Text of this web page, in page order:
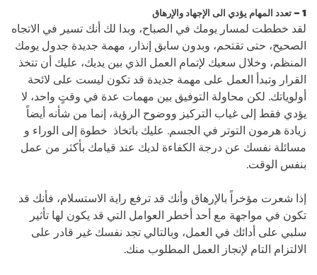
1 – تعدد المهام يؤدي الى الإجهاد والإرهاق
لقد خططت لمسار يومك في الصباح، وبدا لك أنك تسير في الاتجاه
الصحيح، حتى تقتحم، وبدون سابق إنذار، مهمة جديدة جدول يومك
المنظم، وخلال سعيك لإتمام العمل الذي بين يديك، عليك أن تتخذ
القرار وتبدأ العمل على مهمة جديدة قد تكون ليست على لائحة
أولوياتك. لكن محاولة التوفيق بين مهمات عدة في وقتٍ واحد، لا
يؤدي فقط إلى غياب التركيز ووضوح الرؤية، إنما من شأنه أيضاً
زيادة هرمون التوتر في الجسم. عليك باتخاذ خطوة إلى الوراء و
مسائلة نفسك عن درجة الكفاءة لديك عند قيامك بأكثر من عمل
بنفس الوقت.
إذا شعرت مؤخراً بالإرهاق وأنك قد ترفع راية الاستسلام، فأنك قد
تكون في مواجهة مع أحد أخطر العوامل التي قد يكون لها تأثير
سلبي على أدائك في العمل، وبالتالي تجد نفسك غير قادر على
الالتزام التام لإنجاز العمل المطلوب منك.